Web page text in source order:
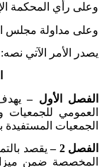
وعلى رأي المحكمة
وعلى مداولة مجلس
يصدر الأمر الآتي نصه:
الفصل الأول –يهدف
العمومي للجمعيات
الجمعيات المستفيدة
الفصل 2 –
يقصد
المخصصة ضمن